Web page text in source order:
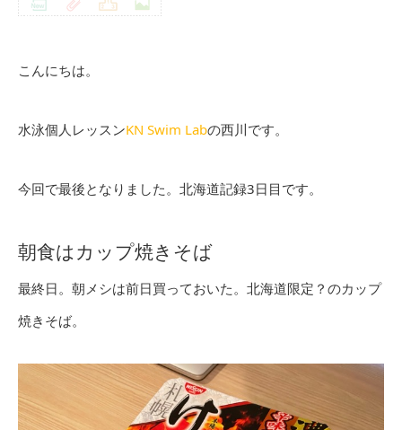
こんにちは。
水泳個人レッスンKN Swim Labの西川です。
今回で最後となりました。北海道記録3日目です。
朝食はカップ焼きそば
最終日。朝メシは前日買っておいた。北海道限定？のカップ
焼きそば。